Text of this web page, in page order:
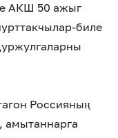
АКШ 50 ажыг
биле
Россияның
амытаннарга